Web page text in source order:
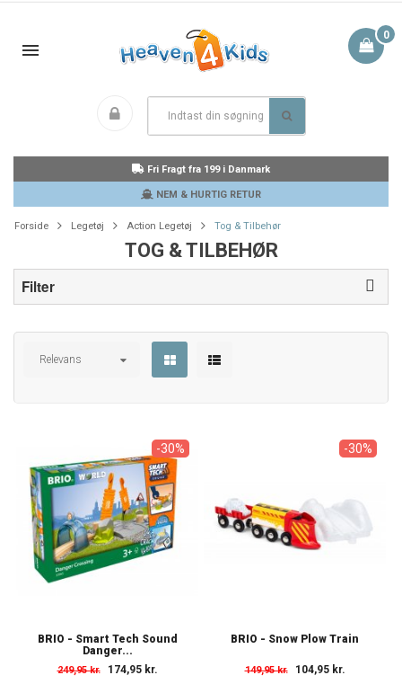
0
Fri Fragt fra 199 i Danmark
NEM & HURTIG RETUR
Forside Legetøj Action Legetøj Tog & Tilbehør
TOG & TILBEHØR
Filter
Relevans
-30%
BRIO - Smart Tech Sound
Danger...
249,95 kr. 174,95 kr.
-30%
BRIO - Snow Plow Train
149,95 kr. 104,95 kr.